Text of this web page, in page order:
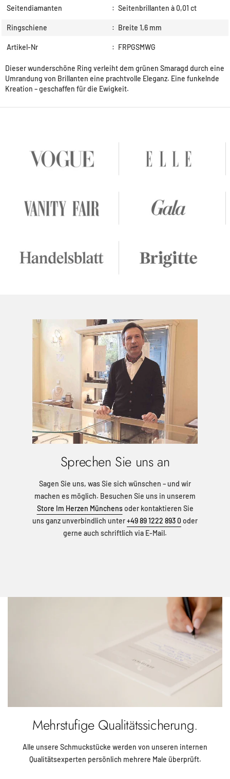
Seitendiamanten : Seitenbrillanten à 0,01 ct
Ringschiene : Breite 1,6 mm
Artikel-Nr : FRPGSMWG
Dieser wunderschöne Ring verleiht dem grünen Smaragd durch eine
Umrandung von Brillanten eine prachtvolle Eleganz. Eine funkelnde
Kreation – geschaffen für die Ewigkeit.
Sprechen Sie uns an
Sagen Sie uns, was Sie sich wünschen – und wir
machen es möglich. Besuchen Sie uns in unserem
Store Im Herzen Münchensoder kontaktieren Sie
uns ganz unverbindlich unter+49 89 1222 893 0 oder
gerne auch schriftlich via E-Mail.
Mehrstufige Qualitätssicherung.
Alle unsere Schmuckstücke werden von unseren internen
Qualitätsexperten persönlich mehrere Male überprüft.